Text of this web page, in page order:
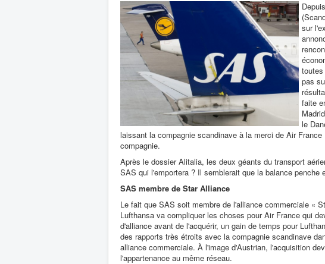
sur
pas
faite
le
laissant la compagnie scandinave à la merci de Air
compagnie.
Après le dossier Alitalia, les deux géants du transport
SAS qui l'emportera ? Il semblerait que la balance penche
SAS membre de Star Alliance
Le fait que SAS soit membre de l'alliance commerciale «
Lufthansa va compliquer les choses pour Air France qui
d'alliance avant de l'acquérir, un gain de temps pour
des rapports très étroits avec la compagnie scandinave
alliance commerciale. À l'image d'Austrian, l'acquisition
l'appartenance au même réseau.